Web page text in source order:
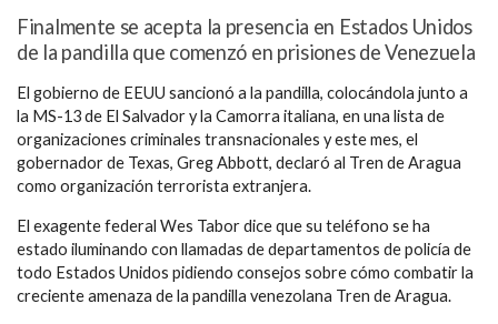
Finalmente se acepta la presencia en Estados Unidos
de la pandilla que comenzó en prisiones de Venezuela
El gobierno de EEUU sancionó a la pandilla, colocándola junto a
la MS-13 de El Salvador y la Camorra italiana, en una lista de
organizaciones criminales transnacionales y este mes, el
gobernador de Texas, Greg Abbott, declaró al Tren de Aragua
como organización terrorista extranjera.
El exagente federal Wes Tabor dice que su teléfono se ha
estado iluminando con llamadas de departamentos de policía de
todo Estados Unidos pidiendo consejos sobre cómo combatir la
creciente amenaza de la pandilla venezolana Tren de Aragua.